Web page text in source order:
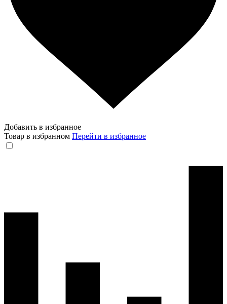
Добавить в избранное
Товар в избранном Перейти в избранное